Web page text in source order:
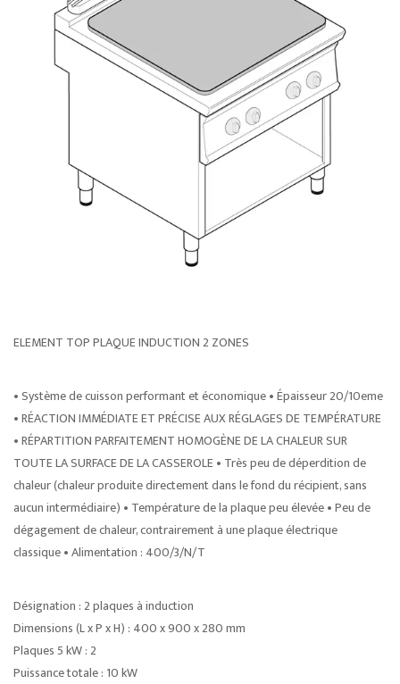
ELEMENT TOP PLAQUE INDUCTION 2 ZONES
• Système de cuisson performant et économique • Épaisseur 20/10eme
• RÉACTION IMMÉDIATE ET PRÉCISE AUX RÉGLAGES DE TEMPÉRATURE
• RÉPARTITION PARFAITEMENT HOMOGÈNE DE LA CHALEUR SUR
TOUTE LA SURFACE DE LA CASSEROLE • Très peu de déperdition de
chaleur (chaleur produite directement dans le fond du récipient, sans
aucun intermédiaire) • Température de la plaque peu élevée • Peu de
dégagement de chaleur, contrairement à une plaque électrique
classique • Alimentation : 400/3/N/T
Désignation : 2 plaques à induction
Dimensions (L x P x H) : 400 x 900 x 280 mm
Plaques 5 kW : 2
Puissance totale : 10 kW